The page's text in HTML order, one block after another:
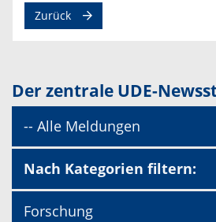
Zurück
Der zentrale UDE-
-- Alle Meldungen
Nach Kategorien filtern:
Forschung